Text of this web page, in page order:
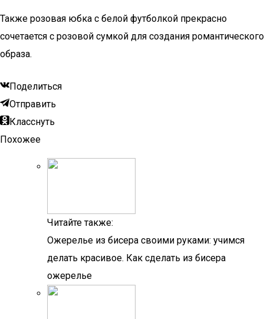
Также розовая юбка с белой футболкой прекрасно
сочетается с розовой сумкой для создания романтического
образа.
Поделиться
Отправить
Класснуть
Похожее
Читайте также:
Ожерелье из бисера своими руками: учимся
делать красивое. Как сделать из бисера
ожерелье